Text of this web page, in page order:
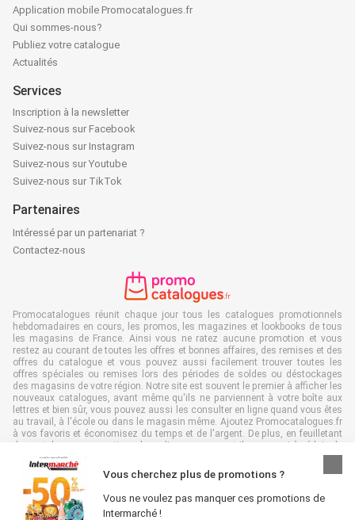
Vous cherchez plus de promotions ?
Vous ne voulez pas manquer ces promotions de
Intermarché !
Application mobile Promocatalogues.fr
Qui sommes-nous?
Publiez votre catalogue
Actualités
Services
Inscription à la newsletter
Suivez-nous sur Facebook
Suivez-nous sur Instagram
Suivez-nous sur Youtube
Suivez-nous sur TikTok
Partenaires
Intéressé par un partenariat ?
Contactez-nous
Promocatalogues réunit chaque jour tous les catalogues promotionnels
hebdomadaires en cours, les promos, les magazines et lookbooks de tous
les magasins de France. Ainsi vous ne ratez aucune promotion et vous
restez au courant de toutes les offres et bonnes affaires, des remises et des
offres du catalogue et vous pouvez aussi facilement trouver toutes les
offres spéciales ou remises lors des périodes de soldes ou déstockages
des magasins de votre région. Notre site est souvent le premier à afficher les
nouveaux catalogues, avant même qu'ils ne parviennent à votre boîte aux
lettres et bien sûr, vous pouvez aussi les consulter en ligne quand vous êtes
au travail, à l'école ou dans le magasin même. Ajoutez Promocatalogues.fr
à vos favoris et économisez du temps et de l'argent. De plus, en feuilletant
des catalogues promotionnels en ligne, vous contribuez aussi à réduire le
gaspillage de papier, ce qui est très avantageux pour l’environnement.